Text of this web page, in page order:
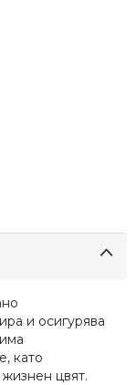
и осигурява
като
цвят.